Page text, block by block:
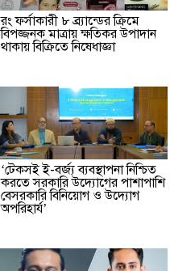
রং ফর্সাকারী ৮ ব্র্যান্ডের ক্রিমে
বিপজ্জনক মাত্রায় ক্ষতিকর উপাদান
থাকায় বিক্রিতে নিষেধাজ্ঞা
‘টেকসই ই-বর্জ্য ব্যবস্থাপনা নিশ্চিত
করতে সরকারি উদ্যোগের পাশাপাশি
বেসরকারি বিনিয়োগ ও উদ্যোগ
অপরিহার্য’